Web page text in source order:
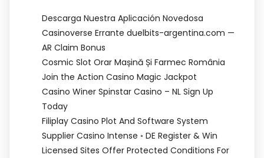
Descarga Nuestra Aplicación Novedosa
Casinoverse Errante duelbits-argentina.com —
AR Claim Bonus
Cosmic Slot Orar Mașină Și Farmec România
Join the Action Casino Magic Jackpot
Casino Winer Spinstar Casino – NL Sign Up
Today
Filiplay Casino Plot And Software System
Supplier Casino Intense ◦ DE Register & Win
Licensed Sites Offer Protected Conditions For